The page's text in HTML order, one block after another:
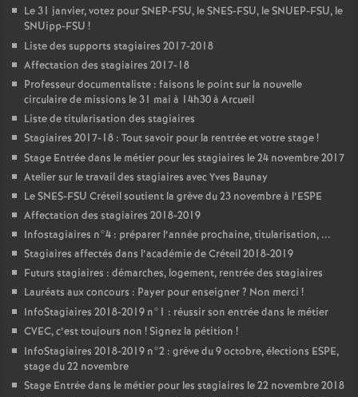
Le 31 janvier, votez pourSNEP-FSU, leSNES-FSU, leSNUEP-FSU, le
SNUipp-FSU !
Liste des supports stagiaires 2017-2018
Affectation des stagiaires 2017-18
Professeur documentaliste : faisons le point sur la nouvelle
circulaire de missions le 31 mai à 14h30 à Arcueil
Liste de titularisation des stagiaires
Stagiaires 2017-18 : Tout savoir pour la rentrée et votre stage!
Stage Entrée dans le métier pour les stagiaires le 24 novembre 2017
Atelier sur le travail des stagiaires avec Yves Baunay
LeSNES-FSU Créteil soutient la grève du 23 novembre à l’ESPE
Affectation des stagiaires 2018-2019
Infostagiaires n°4 : préparer l’année prochaine, titularisation, ...
Stagiaires affectés dans l’académie de Créteil 2018-2019
Futurs stagiaires : démarches, logement, rentrée des stagiaires
Lauréats aux concours : Payer pour enseigner? Non merci !
InfoStagiaires 2018-2019 n°1 : réussir son entrée dans le métier
CVEC, c’est toujours non ! Signez la pétition !
InfoStagiaires 2018-2019 n°2 : grève du 9 octobre, élections ESPE,
stage du 22 novembre
Stage Entrée dans le métier pour les stagiaires le 22 novembre 2018